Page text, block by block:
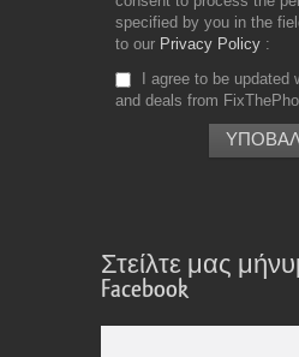
specified by you in the
to our Privacy Policy
I agree to be updated
and deals from
Στείλτε μας
Facebook